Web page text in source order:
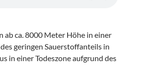
ab ca. 8000 Meter Höhe in einer
geringen Sauerstoffanteils in
in einer Todeszone aufgrund des